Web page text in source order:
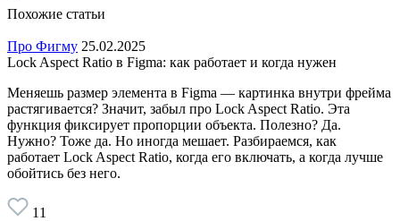
Похожие статьи
Про Фигму 25.02.2025
Lock Aspect Ratio в Figma: как работает и когда нужен
Меняешь размер элемента в Figma — картинка внутри фрейма
растягивается? Значит, забыл про Lock Aspect Ratio. Эта
функция фиксирует пропорции объекта. Полезно? Да.
Нужно? Тоже да. Но иногда мешает. Разбираемся, как
работает Lock Aspect Ratio, когда его включать, а когда лучше
обойтись без него.
11